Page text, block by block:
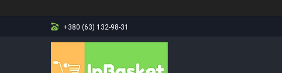
+380 (63) 132-98-31